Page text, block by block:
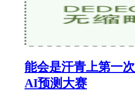
能会是汗青上第一
AI预测大赛